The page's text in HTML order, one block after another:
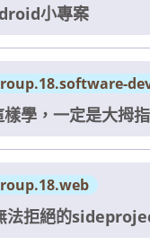
小專案
學，一定是大拇指
法拒絕的